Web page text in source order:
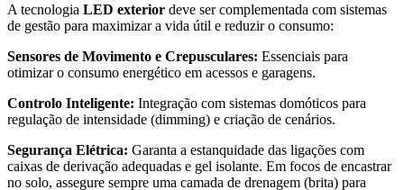
A tecnologia LED exterior deve ser complementada com sistemas
de gestão para maximizar a vida útil e reduzir o consumo:
Sensores de Movimento e Crepusculares: Essenciais para
otimizar o consumo energético em acessos e garagens.
Controlo Inteligente: Integração com sistemas domóticos para
regulação de intensidade (dimming) e criação de cenários.
Segurança Elétrica: Garanta a estanquidade das ligações com
caixas de derivação adequadas e gel isolante. Em focos de encastrar
no solo, assegure sempre uma camada de drenagem (brita) para